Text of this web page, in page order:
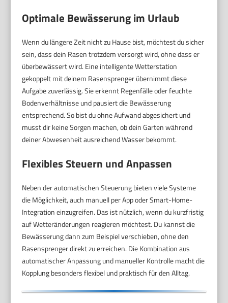
Optimale Bewässerung im Urlaub
Wenn du längere Zeit nicht zu Hause bist, möchtest du sicher
sein, dass dein Rasen trotzdem versorgt wird, ohne dass er
überbewässert wird. Eine intelligente Wetterstation
gekoppelt mit deinem Rasensprenger übernimmt diese
Aufgabe zuverlässig. Sie erkennt Regenfälle oder feuchte
Bodenverhältnisse und pausiert die Bewässerung
entsprechend. So bist du ohne Aufwand abgesichert und
musst dir keine Sorgen machen, ob dein Garten während
deiner Abwesenheit ausreichend Wasser bekommt.
Flexibles Steuern und Anpassen
Neben der automatischen Steuerung bieten viele Systeme
die Möglichkeit, auch manuell per App oder Smart-Home-
Integration einzugreifen. Das ist nützlich, wenn du kurzfristig
auf Wetteränderungen reagieren möchtest. Du kannst die
Bewässerung dann zum Beispiel verschieben, ohne den
Rasensprenger direkt zu erreichen. Die Kombination aus
automatischer Anpassung und manueller Kontrolle macht die
Kopplung besonders flexibel und praktisch für den Alltag.